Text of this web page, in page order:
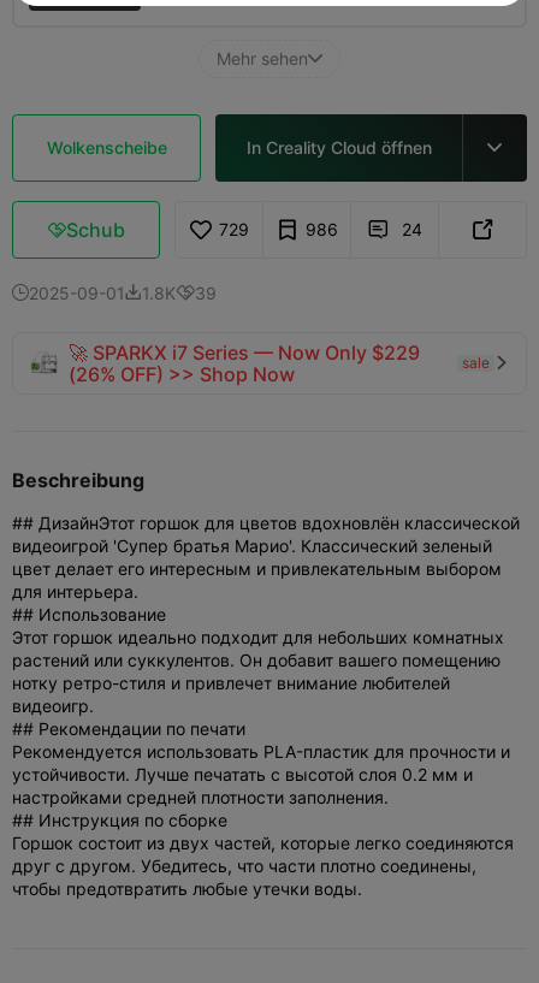
Mehr sehen
Wolkenscheibe In Creality Cloud öffnen 
Schub 729 986  24 
2025-09-011.8K39
🚀 SPARKX i7 Series — Now Only $229
(26% OFF) >> Shop Now
sale 
Beschreibung
## ДизайнЭтот горшок для цветов вдохновлён классической
видеоигрой 'Супер братья Марио'. Классический зеленый
цвет делает его интересным и привлекательным выбором
для интерьера.
## Использование
Этот горшок идеально подходит для небольших комнатных
растений или суккулентов. Он добавит вашего помещению
нотку ретро-стиля и привлечет внимание любителей
видеоигр.
## Рекомендации по печати
Рекомендуется использовать PLA-пластик для прочности и
устойчивости. Лучше печатать с высотой слоя 0.2 мм и
настройками средней плотности заполнения.
## Инструкция по сборке
Горшок состоит из двух частей, которые легко соединяются
друг с другом. Убедитесь, что части плотно соединены,
чтобы предотвратить любые утечки воды.